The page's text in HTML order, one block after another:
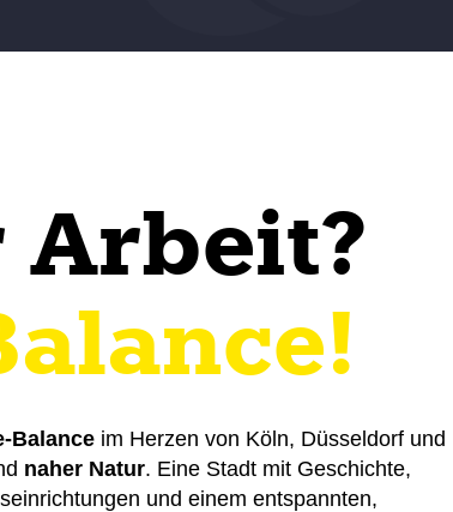
Arbeit?
Balance im Herzen von Köln, Düsseldorf und
naher Natur. Eine Stadt mit Geschichte,
und einem entspannten,